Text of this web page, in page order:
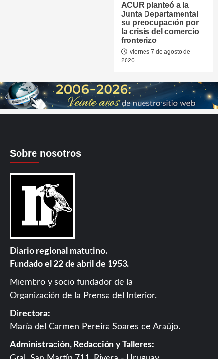
ACUR planteó a la
Junta Departamental
su preocupación por
la crisis del comercio
fronterizo
viernes 7 de agosto de
2026
Sobre nosotros
Diario regional matutino.
Fundado el 22 de abril de 1953.
Miembro y socio fundador de la
Organización de la Prensa del Interior.
Directora:
María del Carmen Pereira Soares de Araújo.
Administración, Redacción y Talleres: